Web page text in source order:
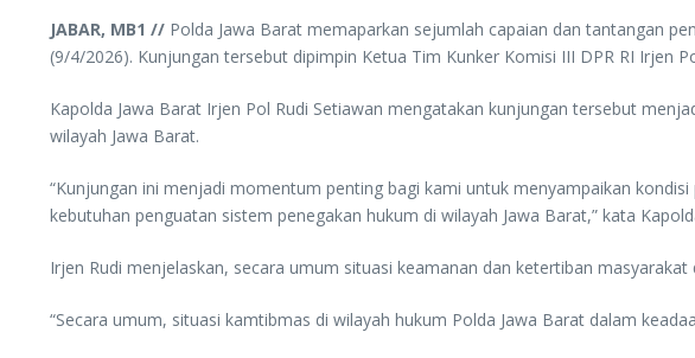
JABAR, MB1 // Polda Jawa Barat memaparkan sejumlah capaian dan tantangan
(9/4/2026). Kunjungan tersebut dipimpin Ketua Tim Kunker Komisi III DPR RI Irjen
Kapolda Jawa Barat Irjen Pol Rudi Setiawan mengatakan kunjungan tersebut
wilayah Jawa Barat.
“Kunjungan ini menjadi momentum penting bagi kami untuk menyampaikan
kebutuhan penguatan sistem penegakan hukum di wilayah Jawa Barat,” kata
Irjen Rudi menjelaskan, secara umum situasi keamanan dan ketertiban
“Secara umum, situasi kamtibmas di wilayah hukum Polda Jawa Barat dalam